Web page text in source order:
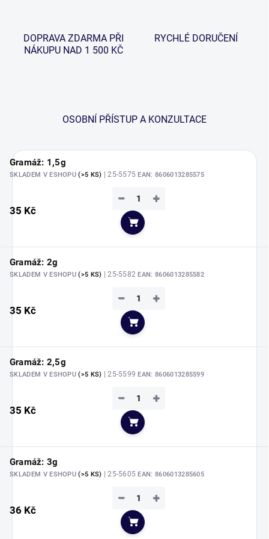
DOPRAVA ZDARMA PŘI
NÁKUPU NAD 1 500 KČ
RYCHLÉ DORUČENÍ
OSOBNÍ PŘÍSTUP A KONZULTACE
Gramáž: 1,5g
SKLADEM V ESHOPU(>5 KS) | 25-5575EAN: 8606013285575
35 Kč
+
−
Do košíku
Gramáž: 2g
SKLADEM V ESHOPU(>5 KS) | 25-5582EAN: 8606013285582
35 Kč
+
−
Do košíku
Gramáž: 2,5g
SKLADEM V ESHOPU(>5 KS) | 25-5599EAN: 8606013285599
35 Kč
+
−
Do košíku
Gramáž: 3g
SKLADEM V ESHOPU(>5 KS) | 25-5605EAN: 8606013285605
36 Kč
+
−
Do košíku